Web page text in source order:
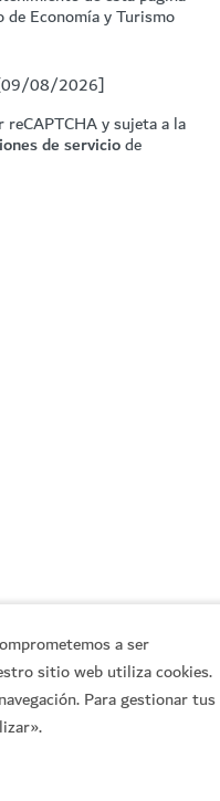
a ser
sitio web utiliza cookies.
Para gestionar tus
Economía y Turismo
[09/08/2026]
y sujeta a la
de serviciode